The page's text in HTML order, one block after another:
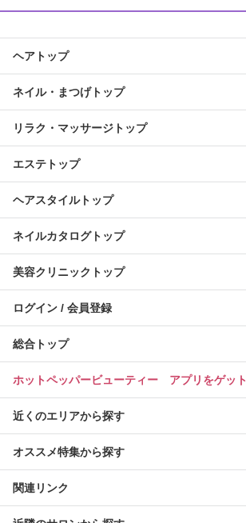
ヘアトップ
ネイル・まつげトップ
リラク・マッサージトップ
エステトップ
ヘアスタイルトップ
ネイルカタログトップ
美容クリニックトップ
ログイン / 会員登録
総合トップ
ホットペッパービューティー アプリをゲット
近くのエリアから探す
オススメ特集から探す
関連リンク